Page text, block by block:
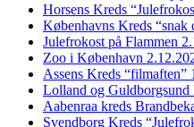
Horsens Kreds
Københavns Kreds “snak
Julefrokost på Flammen
Zoo i København
Assens Kreds “filmaften”
Lolland og Guldborgsund
Aabenraa kreds
Svendborg Kreds